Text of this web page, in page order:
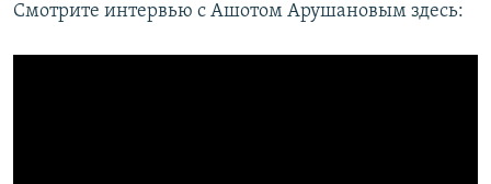
Смотрите интервью с Ашотом Арушановым здесь: